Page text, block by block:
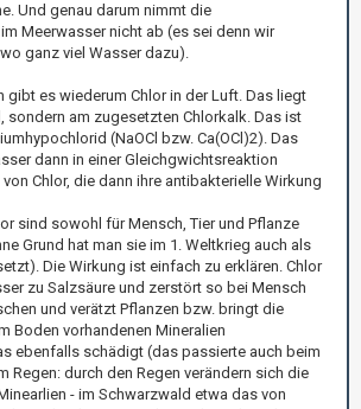
Und genau darum nimmt die
Meerwasser nicht ab (es sei denn wir
ganz viel Wasser dazu).
gibt es wiederum Chlor in der Luft. Das liegt
sondern am zugesetzten Chlorkalk. Das ist
(NaOCl bzw. Ca(OCl)2). Das
dann in einer Gleichgwichtsreaktion
Chlor, die dann ihre antibakterielle Wirkung
sind sowohl für Mensch, Tier und Pflanze
Grund hat man sie im 1. Weltkrieg auch als
Die Wirkung ist einfach zu erklären. Chlor
zu Salzsäure und zerstört so bei Mensch
und verätzt Pflanzen bzw. bringt die
Boden vorhandenen Mineralien
ebenfalls schädigt (das passierte auch beim
Regen: durch den Regen verändern sich die
- im Schwarzwald etwa das von